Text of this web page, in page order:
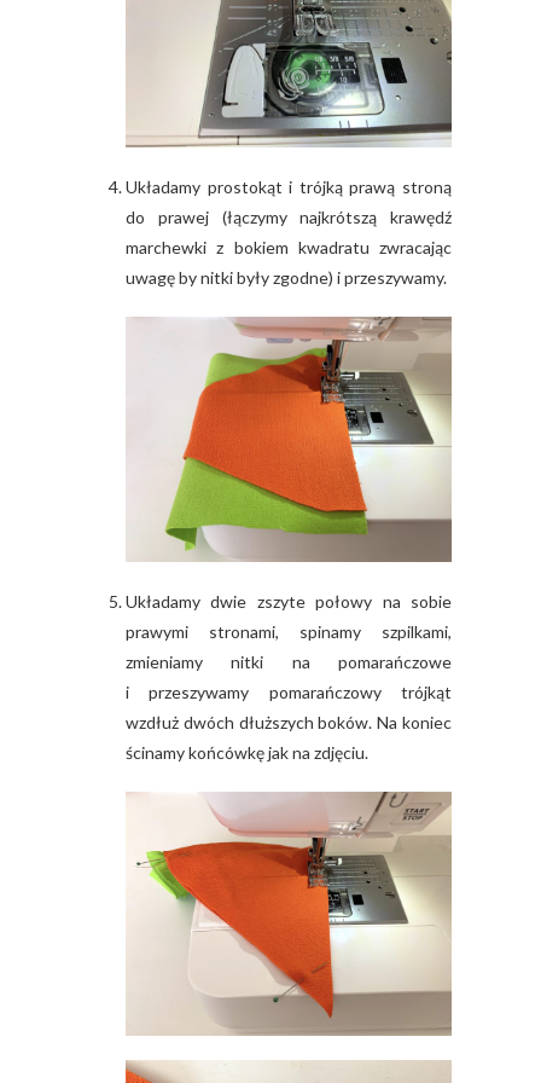
Układamy prostokąt i trójką prawą stroną
do prawej (łączymy najkrótszą krawędź
marchewki z bokiem kwadratu zwracając
uwagę by nitki były zgodne) i przeszywamy.
Układamy dwie zszyte połowy na sobie
prawymi stronami, spinamy szpilkami,
zmieniamy nitki na pomarańczowe
i przeszywamy pomarańczowy trójkąt
wzdłuż dwóch dłuższych boków. Na koniec
ścinamy końcówkę jak na zdjęciu.